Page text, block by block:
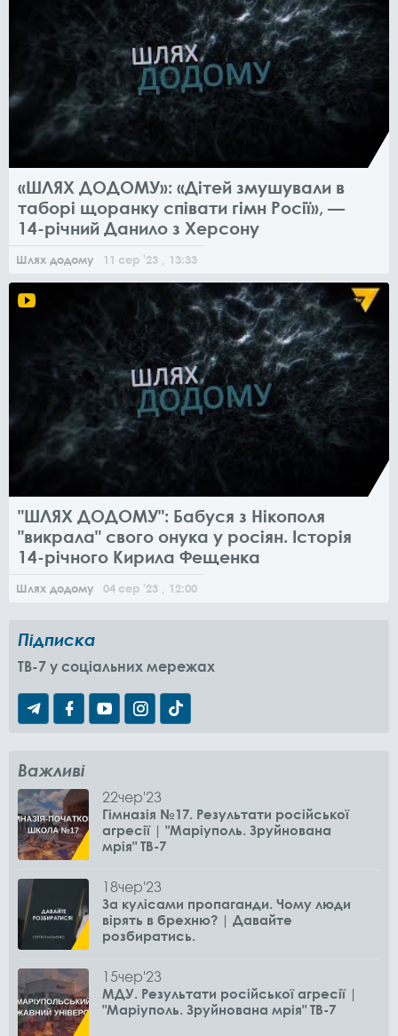
«ШЛЯХ ДОДОМУ»: «Дітей змушували в
таборі щоранку співати гімн Росії», —
14-річний Данило з Херсону
Шлях додому 11 сер '23 , 13:33
"ШЛЯХ ДОДОМУ": Бабуся з Нікополя
"викрала" свого онука у росіян. Історія
14-річного Кирила Фещенка
Шлях додому 04 сер '23 , 12:00
Підписка
TB-7 у соціальних мережах
Важливі
22чер'23
Гімназія №17. Результати російської
агресії | "Маріуполь. Зруйнована
мрія" ТВ-7
18чер'23
За кулісами пропаганди. Чому люди
вірять в брехню? | Давайте
розбиратись.
15чер'23
МДУ. Результати російської агресії |
"Маріуполь. Зруйнована мрія" ТВ-7